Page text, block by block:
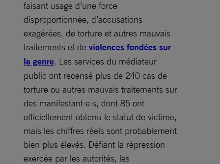
faisant usage d’une force
disproportionnée, d’accusations
exagérées, de torture et autres mauvais
traitements et de violences fondées sur
le genre. Les services du médiateur
public ont recensé plus de 240 cas de
torture ou autres mauvais traitements sur
des manifestant·e·s, dont 85 ont
officiellement obtenu le statut de victime,
mais les chiffres réels sont probablement
bien plus élevés. Défiant la répression
exercée par les autorités, les